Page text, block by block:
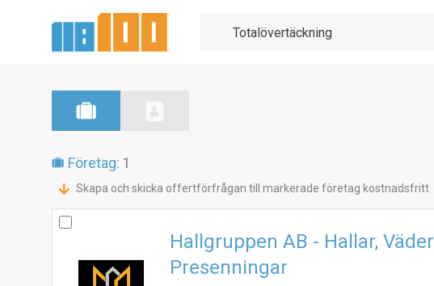
Företag: 1
Skapa och skicka offertförfrågan till markerade företag kostnadsfritt
Hallgruppen AB - Hallar,
Presenningar